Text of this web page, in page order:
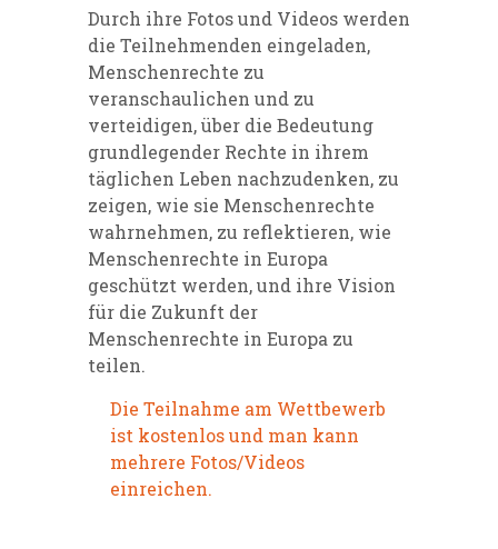
Durch ihre Fotos und Videos werden
die Teilnehmenden eingeladen,
Menschenrechte zu
veranschaulichen und zu
verteidigen, über die Bedeutung
grundlegender Rechte in ihrem
täglichen Leben nachzudenken, zu
zeigen, wie sie Menschenrechte
wahrnehmen, zu reflektieren, wie
Menschenrechte in Europa
geschützt werden, und ihre Vision
für die Zukunft der
Menschenrechte in Europa zu
teilen.
Die Teilnahme am Wettbewerb
ist kostenlos und man kann
mehrere Fotos/Videos
einreichen.